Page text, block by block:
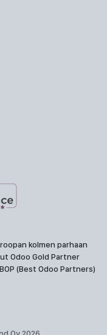
kolmen parhaan
Odoo Gold Partner
(Best Odoo Partners)
Oy 2026